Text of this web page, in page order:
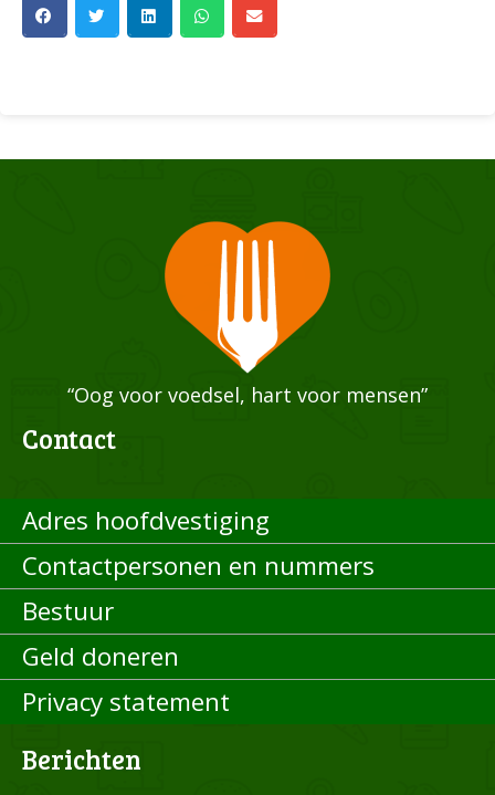
“Oog voor voedsel, hart voor mensen”
Contact
Adres hoofdvestiging
Contactpersonen en nummers
Bestuur
Geld doneren
Privacy statement
Berichten